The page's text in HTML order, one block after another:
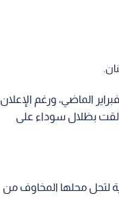
الكارثية للحرب التي اندلعت في الشرق الأوسط منذ 28 شباط/فبراير الماضي، ورغم الإعلان
ألقت بظلال سوداء على
لتحل محلها المخاوف من